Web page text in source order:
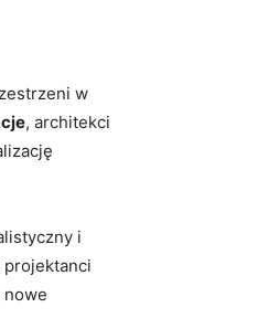
w
, architekci
i
projektanci
nowe